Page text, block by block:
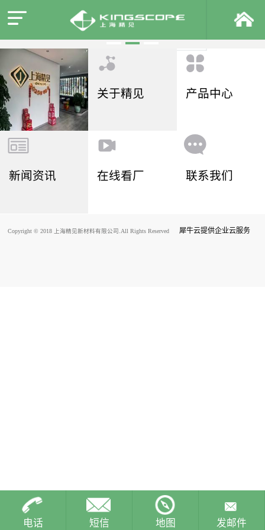
关于精见 产品中心
新闻资讯 在线看厂 联系我们
Copyright © 2018 上海精见新材料有限公司.All Rights Reserved 犀牛云提供企业云服务
电话 短信 地图 发邮件